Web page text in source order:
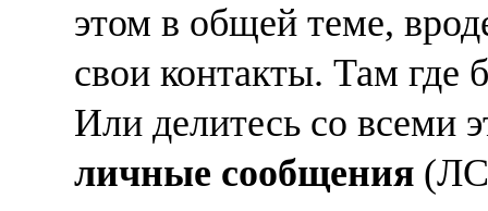
этом в общей теме,
свои контакты. Там где
Или делитесь со всеми
личные сообщения